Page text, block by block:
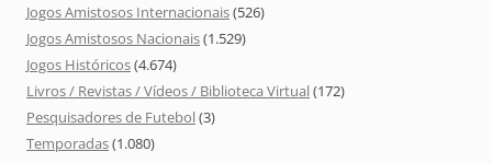
Jogos Amistosos Internacionais(526)
Jogos Amistosos Nacionais(1.529)
Jogos Históricos(4.674)
Livros / Revistas / Vídeos / Biblioteca Virtual(172)
Pesquisadores de Futebol(3)
Temporadas(1.080)